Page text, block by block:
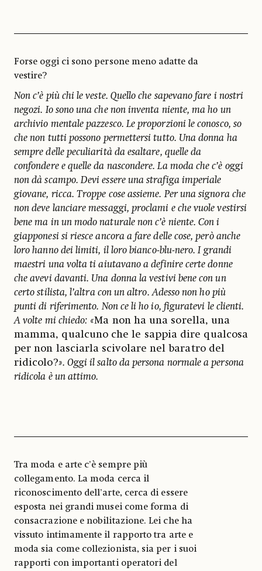
Forse oggi ci sono persone meno adatte da
vestire?
Non c’è più chi le veste. Quello che sapevano fare i nostri
negozi. Io sono una che non inventa niente, ma ho un
archivio mentale pazzesco. Le proporzioni le conosco, so
che non tutti possono permettersi tutto. Una donna ha
sempre delle peculiarità da esaltare, quelle da
confondere e quelle da nascondere. La moda che c’è oggi
non dà scampo. Devi essere una strafiga imperiale
giovane, ricca. Troppe cose assieme. Per una signora che
non deve lanciare messaggi, proclami e che vuole vestirsi
bene ma in un modo naturale non c’è niente. Con i
giapponesi si riesce ancora a fare delle cose, però anche
loro hanno dei limiti, il loro bianco-blu-nero. I grandi
maestri una volta ti aiutavano a definire certe donne
che avevi davanti. Una donna la vestivi bene con un
certo stilista, l’altra con un altro. Adesso non ho più
punti di riferimento. Non ce li ho io, figuratevi le clienti.
A volte mi chiedo: «Ma non ha una sorella, una
mamma, qualcuno che le sappia dire qualcosa
per non lasciarla scivolare nel baratro del
ridicolo?». Oggi il salto da persona normale a persona
ridicola è un attimo.
Tra moda e arte c’è sempre più
collegamento. La moda cerca il
riconoscimento dell’arte, cerca di essere
esposta nei grandi musei come forma di
consacrazione e nobilitazione. Lei che ha
vissuto intimamente il rapporto tra arte e
moda sia come collezionista, sia per i suoi
rapporti con importanti operatori del